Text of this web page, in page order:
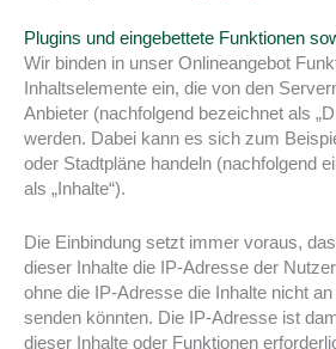
Plugins und eingebettete Funktionen
Wir binden in unser Onlineangebot
Inhaltselemente ein, die von den
Anbieter (nachfolgend bezeichnet als
werden. Dabei kann es sich zum
oder Stadtpläne handeln (nachfolgend
als „Inhalte“).
Die Einbindung setzt immer voraus,
dieser Inhalte die IP-Adresse der
ohne die IP-Adresse die Inhalte nicht
senden könnten. Die IP-Adresse ist
dieser Inhalte oder Funktionen